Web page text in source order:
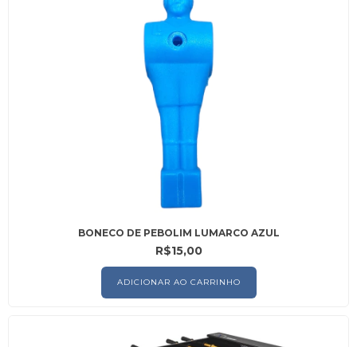
BONECO DE PEBOLIM LUMARCO AZUL
R$15,00